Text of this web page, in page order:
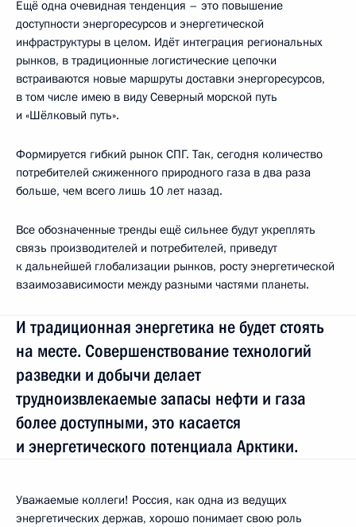
Ещё одна очевидная тенденция – это повышение
доступности энергоресурсов и энергетической
инфраструктуры в целом. Идёт интеграция региональных
рынков, в традиционные логистические цепочки
встраиваются новые маршруты доставки энергоресурсов,
в том числе имею в виду Северный морской путь
и «Шёлковый путь».
Формируется гибкий рынок СПГ. Так, сегодня количество
потребителей сжиженного природного газа в два раза
больше, чем всего лишь 10 лет назад.
Все обозначенные тренды ещё сильнее будут укреплять
связь производителей и потребителей, приведут
к дальнейшей глобализации рынков, росту энергетической
взаимозависимости между разными частями планеты.
И традиционная энергетика не будет стоять
на месте. Совершенствование технологий
разведки и добычи делает
трудноизвлекаемые запасы нефти и газа
более доступными, это касается
и энергетического потенциала Арктики.
Уважаемые коллеги! Россия, как одна из ведущих
энергетических держав, хорошо понимает свою роль